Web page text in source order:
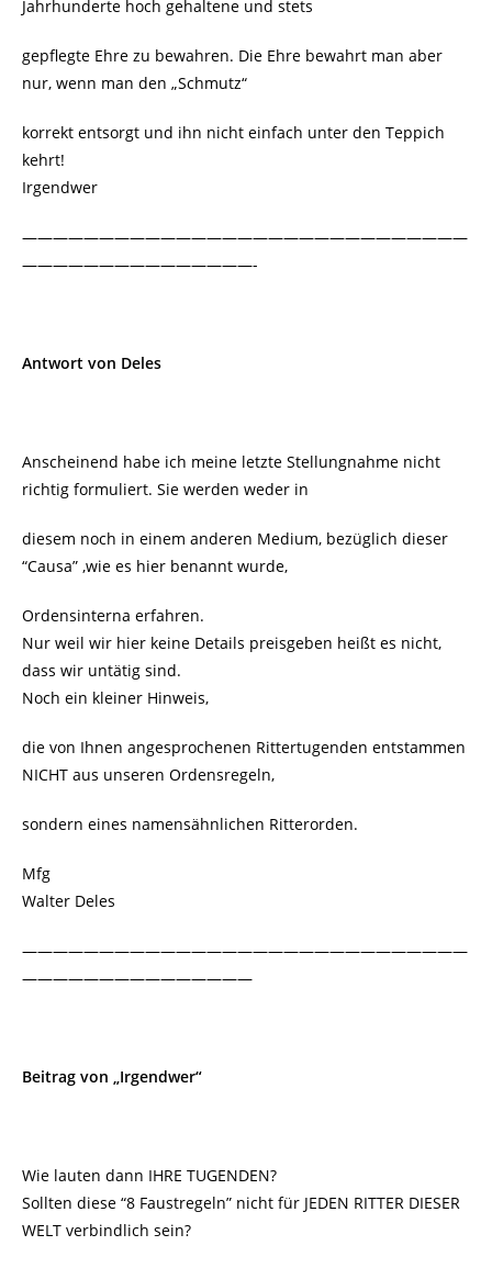
Jahrhunderte hoch gehaltene und stets
gepflegte Ehre zu bewahren. Die Ehre bewahrt man aber
nur, wenn man den „Schmutz“
korrekt entsorgt und ihn nicht einfach unter den Teppich
kehrt!
Irgendwer
—————————————————————————————
———————————————-
Antwort von Deles
Anscheinend habe ich meine letzte Stellungnahme nicht
richtig formuliert. Sie werden weder in
diesem noch in einem anderen Medium, bezüglich dieser
“Causa” ,wie es hier benannt wurde,
Ordensinterna erfahren.
Nur weil wir hier keine Details preisgeben heißt es nicht,
dass wir untätig sind.
Noch ein kleiner Hinweis,
die von Ihnen angesprochenen Rittertugenden entstammen
NICHT aus unseren Ordensregeln,
sondern eines namensähnlichen Ritterorden.
Mfg
Walter Deles
—————————————————————————————
———————————————
Beitrag von „Irgendwer“
Wie lauten dann IHRE TUGENDEN?
Sollten diese “8 Faustregeln” nicht für JEDEN RITTER DIESER
WELT verbindlich sein?